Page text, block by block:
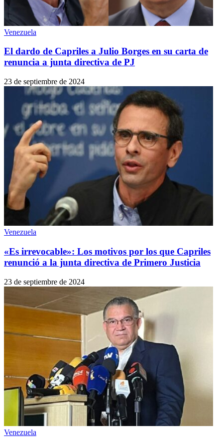
Venezuela
El dardo de Capriles a Julio Borges en su carta de
renuncia a junta directiva de PJ
23 de septiembre de 2024
Venezuela
«Es irrevocable»: Los motivos por los que Capriles
renunció a la junta directiva de Primero Justicia
23 de septiembre de 2024
Venezuela